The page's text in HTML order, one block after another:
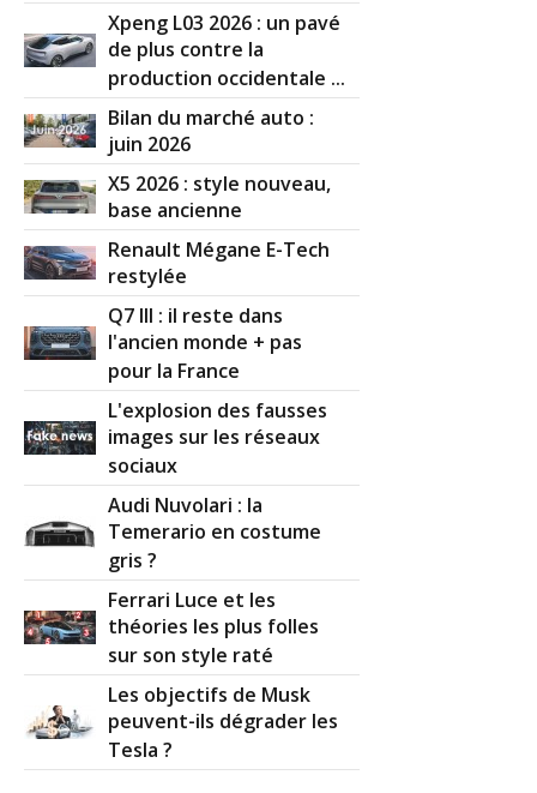
Xpeng L03 2026 : un pavé
de plus contre la
production occidentale ...
Bilan du marché auto :
juin 2026
X5 2026 : style nouveau,
base ancienne
Renault Mégane E-Tech
restylée
Q7 III : il reste dans
l'ancien monde + pas
pour la France
L'explosion des fausses
images sur les réseaux
sociaux
Audi Nuvolari : la
Temerario en costume
gris ?
Ferrari Luce et les
théories les plus folles
sur son style raté
Les objectifs de Musk
peuvent-ils dégrader les
Tesla ?